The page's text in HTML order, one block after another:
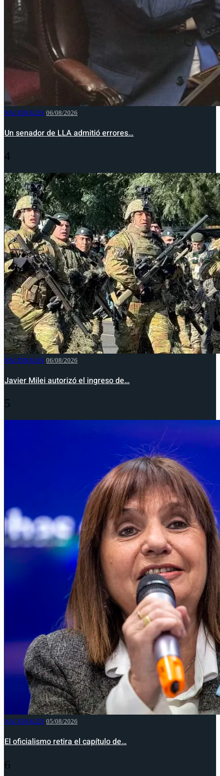
NACIONALES 06/08/2026
Un senador de LLA admitió errores…
4
NACIONALES 06/08/2026
Javier Milei autorizó el ingreso de…
5
NACIONALES 05/08/2026
El oficialismo retira el capítulo de…
6